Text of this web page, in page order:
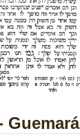
Guemará